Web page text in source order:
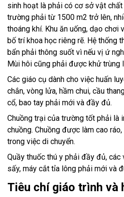
sinh hoạt là phải có cơ sở vật chất
trường phải từ 1500 m2 trở lên,
thoáng khí. Khu ăn uống, dạo chơi
bố trí khoa học riêng rẽ. Hệ thống
bẩn phải thông suốt vì nếu vị ứ
Mùi hôi cũng phải được khử trùng
Các giáo cụ dành cho việc huấn
chắn, vòng lửa, hầm chui, cầu
cổ, bao tay phải mới và đầy đủ.
Chuồng trại của trường tốt phải là
chuồng. Chuồng được làm cao
trong việc di chuyển.
Quầy thuốc thú y phải đầy đủ, các
sấy, máy cắt tỉa lông phải mới và
Tiêu chí giáo trình và